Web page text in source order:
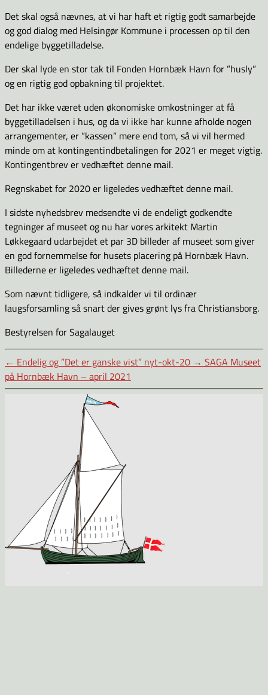
Det skal også nævnes, at vi har haft et rigtig godt samarbejde
og god dialog med Helsingør Kommune i processen op til den
endelige byggetilladelse.
Der skal lyde en stor tak til Fonden Hornbæk Havn for ”husly”
og en rigtig god opbakning til projektet.
Det har ikke været uden økonomiske omkostninger at få
byggetilladelsen i hus, og da vi ikke har kunne afholde nogen
arrangementer, er ”kassen” mere end tom, så vi vil hermed
minde om at kontingentindbetalingen for 2021 er meget vigtig.
Kontingentbrev er vedhæftet denne mail.
Regnskabet for 2020 er ligeledes vedhæftet denne mail.
I sidste nyhedsbrev medsendte vi de endeligt godkendte
tegninger af museet og nu har vores arkitekt Martin
Løkkegaard udarbejdet et par 3D billeder af museet som giver
en god fornemmelse for husets placering på Hornbæk Havn.
Billederne er ligeledes vedhæftet denne mail.
Som nævnt tidligere, så indkalder vi til ordinær
laugsforsamling så snart der gives grønt lys fra Christiansborg.
Bestyrelsen for Sagalauget
← Endelig og ”Det er ganske vist” nyt-okt-20 → SAGA Museet
på Hornbæk Havn – april 2021